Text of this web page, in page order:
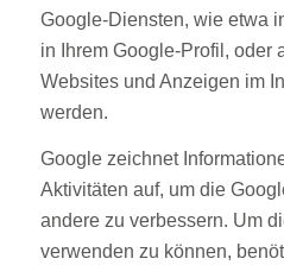
Google-Diensten, wie etwa
in Ihrem Google-Profil, oder
Websites und Anzeigen im
werden.
Google zeichnet
Aktivitäten auf, um die
andere zu verbessern. Um
verwenden zu können,